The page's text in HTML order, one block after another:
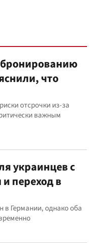
бронированию
что
отсрочки из-за
важным
украинцев с
переход в
в Германии, однако оба